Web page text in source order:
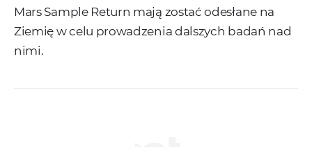
Mars Sample Return mają zostać odesłane na
Ziemię w celu prowadzenia dalszych badań nad
nimi.